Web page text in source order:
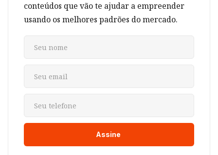
conteúdos que vão te ajudar a empreender
usando os melhores padrões do mercado.